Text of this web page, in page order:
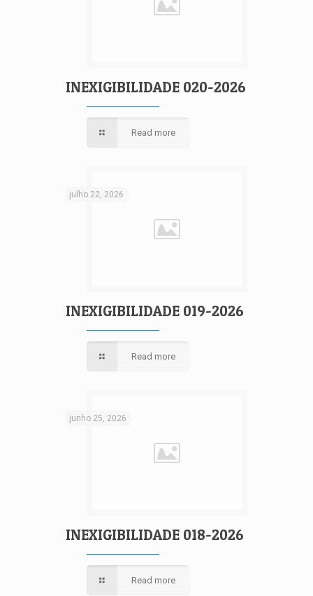
INEXIGIBILIDADE 020-2026
Read more
julho 22, 2026
INEXIGIBILIDADE 019-2026
Read more
junho 25, 2026
INEXIGIBILIDADE 018-2026
Read more